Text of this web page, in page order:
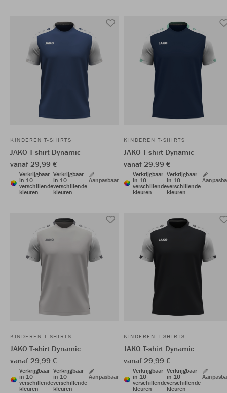
KINDEREN T-SHIRTS
JAKO T-shirt Dynamic
vanaf 29,99 €
Verkrijgbaar
in 10
verschillende
kleuren
Verkrijgbaar
in 10
verschillende
kleuren
Aanpasbaar
KINDEREN T-SHIRTS
JAKO T-shirt Dynamic
vanaf 29,99 €
Verkrijgbaar
in 10
verschillende
kleuren
Verkrijgbaar
in 10
verschillende
kleuren
KINDEREN T-SHIRTS
JAKO T-shirt Dynamic
vanaf 29,99 €
Verkrijgbaar
in 10
verschillende
kleuren
Verkrijgbaar
in 10
verschillende
kleuren
Aanpasbaar
KINDEREN T-SHIRTS
JAKO T-shirt Dynamic
vanaf 29,99 €
Verkrijgbaar
in 10
verschillende
kleuren
Verkrijgbaar
in 10
verschillende
kleuren